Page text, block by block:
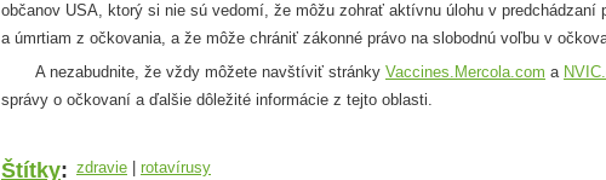
občanov USA, ktorý si nie sú vedomí, že môžu zohrať aktívnu úlohu v predchádzaní
a úmrtiam z očkovania, a že môže chrániť zákonné právo na slobodnú voľbu v
A nezabudnite, že vždy môžete navštíviť stránky Vaccines.Mercola.com a
správy o očkovaní a ďalšie dôležité informácie z tejto oblasti.
Štítky: zdravie rotavírusy